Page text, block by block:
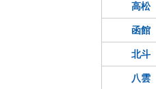
高松
函館
北斗
八雲